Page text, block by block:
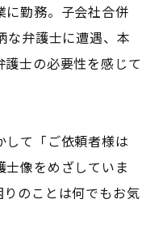
に勤務。子会社合併
な弁護士に遭遇、本
士の必要性を感じて
して「ご依頼者様は
像をめざしていま
のことは何でもお気